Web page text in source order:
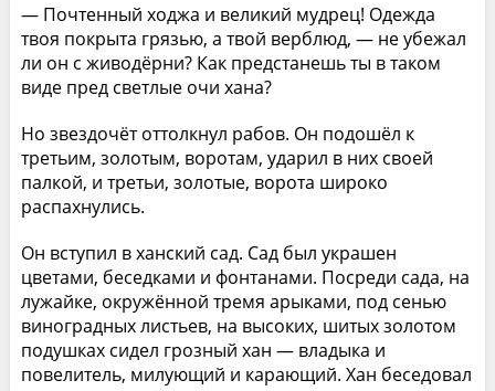
— Почтенный ходжа и великий мудрец! Одежда
твоя покрыта грязью, а твой верблюд, — не убежал
ли он с живодёрни? Как предстанешь ты в таком
виде пред светлые очи хана?
Но звездочёт оттолкнул рабов. Он подошёл к
третьим, золотым, воротам, ударил в них своей
палкой, и третьи, золотые, ворота широко
распахнулись.
Он вступил в ханский сад. Сад был украшен
цветами, беседками и фонтанами. Посреди сада, на
лужайке, окружённой тремя арыками, под сенью
виноградных листьев, на высоких, шитых золотом
подушках сидел грозный хан — владыка и
повелитель, милующий и карающий. Хан беседовал